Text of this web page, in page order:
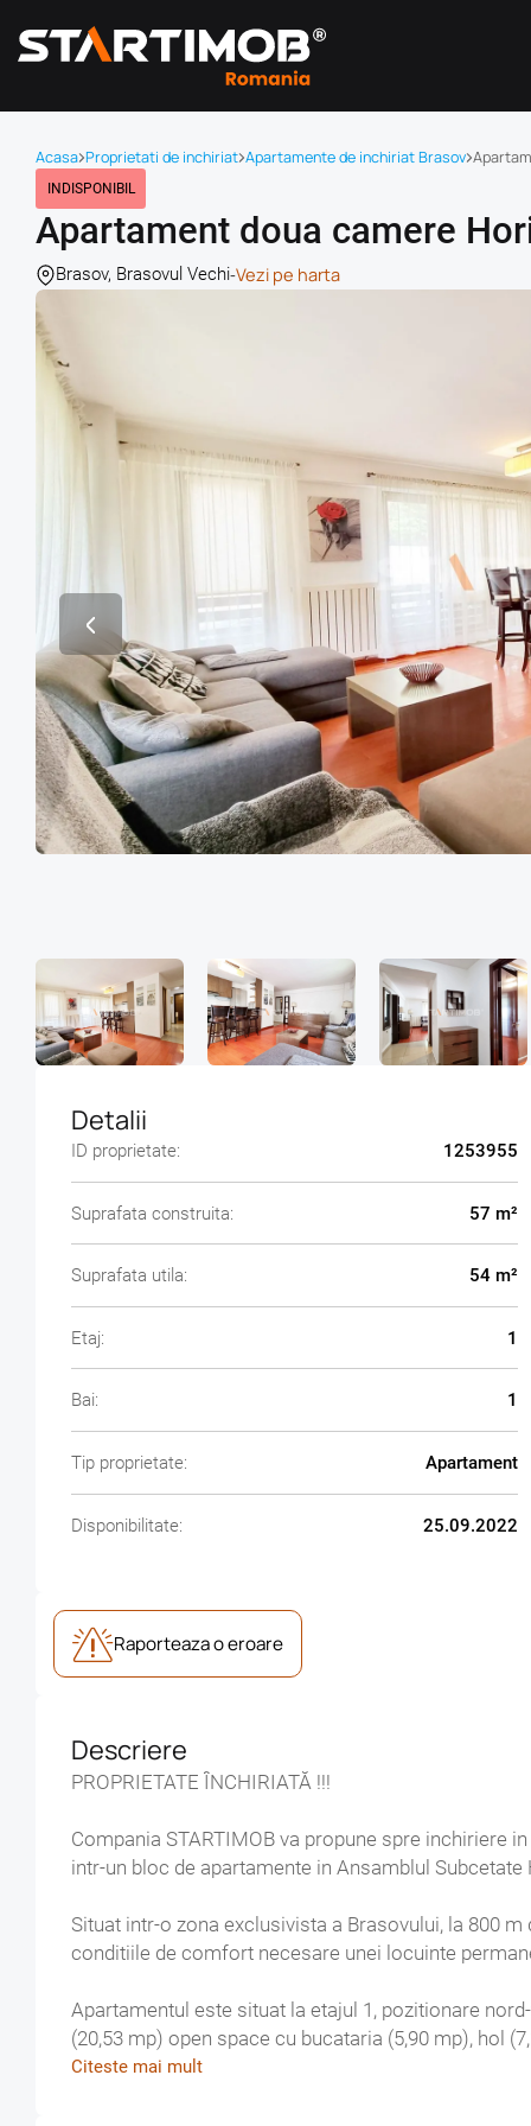
Acasa Proprietati de inchiriat Apartamente de inchiriat Brasov
INDISPONIBIL
Apartament doua camere
Brasov, Brasovul Vechi-Vezi pe harta
Detalii
ID proprietate: 1253955
Suprafata construita: 57 m²
Suprafata utila: 54 m²
Etaj: 1
Bai: 1
Tip proprietate: Apartament
Disponibilitate: 25.09.2022
Raporteaza o eroare
Descriere
PROPRIETATE ÎNCHIRIATĂ !!!
Compania STARTIMOB va propune spre inchiriere in exclusivitate
intr-un bloc de apartamente in Ansamblul Subcetate
Situat intr-o zona exclusivista a Brasovului, la 800 m de Piata Sfatului,
conditiile de comfort necesare unei locuinte
Apartamentul este situat la etajul 1, pozitionare nord-vestica, in suprafata utila de 54 mp, compus din living
(20,53 mp) open space cu bucataria (5,90 mp), hol (7,15 mp), debara
(5 mp) .
Citeste mai mult